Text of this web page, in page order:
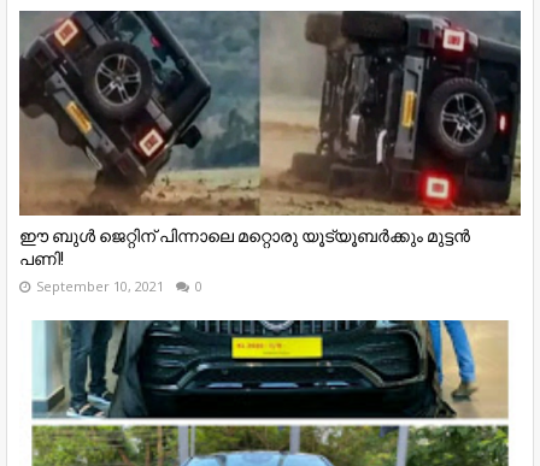
ഈ ബുൾ ജെറ്റിന് പിന്നാലെ മറ്റൊരു യൂട്യൂബർക്കും മുട്ടൻ
പണി!
September 10, 2021 0